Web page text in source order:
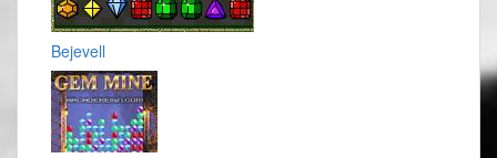
Bejevell